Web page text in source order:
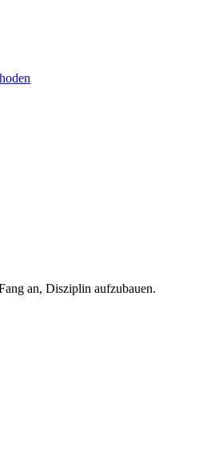
an, Disziplin aufzubauen.